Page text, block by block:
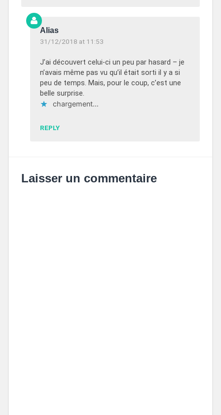
Alias
31/12/2018 at 11:53
J’ai découvert celui-ci un peu par hasard – je
n’avais même pas vu qu’il était sorti il y a si
peu de temps. Mais, pour le coup, c’est une
belle surprise.
chargement…
REPLY
Laisser un commentaire